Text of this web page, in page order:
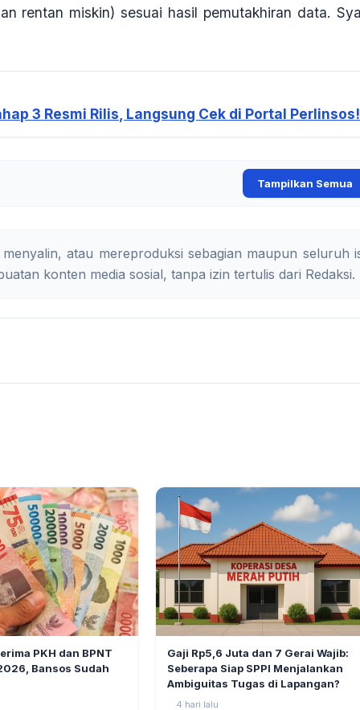
rentan miskin) sesuai hasil pemutakhiran data.
3 Resmi Rilis, Langsung Cek di Portal Perlinsos!
Tampilkan Semua
atau mereproduksi sebagian maupun seluruh
konten media sosial, tanpa izin tertulis dari Redaksi.
PKH dan BPNT
Bansos Sudah
Gaji Rp5,6 Juta dan 7 Gerai Wajib:
Seberapa Siap SPPI Menjalankan
Ambiguitas Tugas di Lapangan?
4 hari lalu